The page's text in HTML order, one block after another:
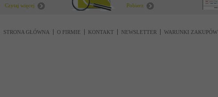
Czytaj więcej
Pobierz
STRONA GŁÓWNA O FIRMIE KONTAKT NEWSLETTER WARUNKI ZAKUPÓW